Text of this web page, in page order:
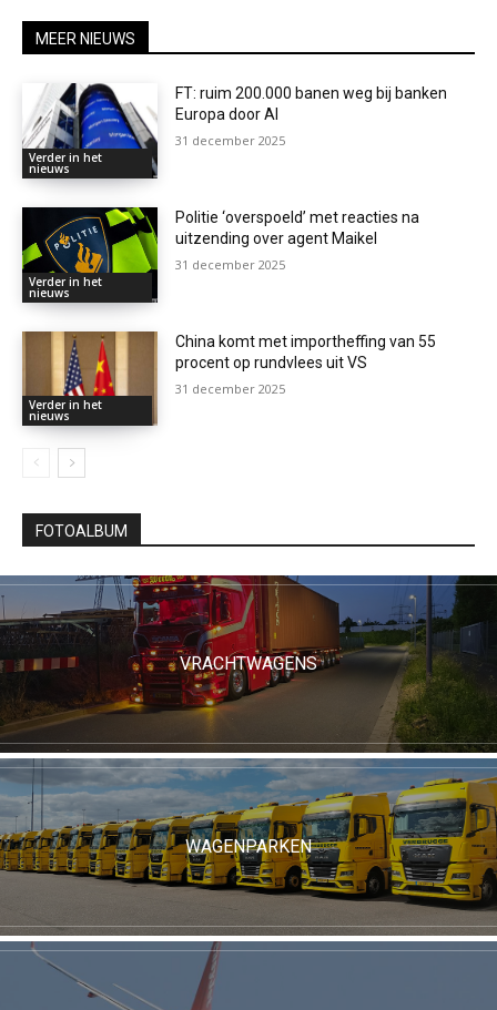
MEER NIEUWS
Verder in het
nieuws
FT: ruim 200.000 banen weg bij banken
Europa door AI
31 december 2025
Verder in het
nieuws
Politie ‘overspoeld’ met reacties na
uitzending over agent Maikel
31 december 2025
Verder in het
nieuws
China komt met importheffing van 55
procent op rundvlees uit VS
31 december 2025
FOTOALBUM
VRACHTWAGENS
WAGENPARKEN